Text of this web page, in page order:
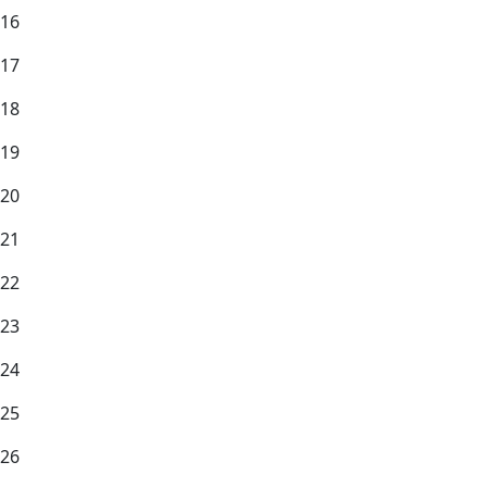
16
17
18
19
20
21
22
23
24
25
26